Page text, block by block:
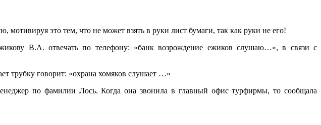
мотивируя это тем, что не может взять в руки лист бумаги, так как руки не его!
В.А. отвечать по телефону: «банк возрождение ежиков слушаю…», в связи с
трубку говорит: «охрана хомяков слушает …»
по фамилии Лось. Когда она звонила в главный офис турфирмы, то сообщала